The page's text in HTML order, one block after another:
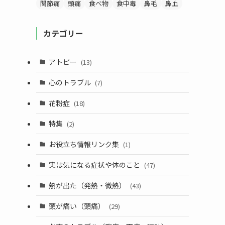
関節痛 頭痛 食べ物 食中毒 鼻毛 鼻血
カテゴリー
アトピー (13)
心のトラブル (7)
花粉症 (18)
特集 (2)
お役立ち情報リンク集 (1)
実は気になる症状や体のこと (47)
熱が出た（発熱・微熱） (43)
頭が痛い（頭痛） (29)